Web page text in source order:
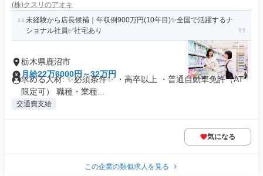
(株)クスリのアオキ
未経験から店長候補｜年収例900万円(10年目)✨全国で活躍するナ
ショナル社員✅社宅あり
栃木県鹿沼市
月給22万6000円～32万円
求める人材: ✨必須条件✨ ・高卒以上 ・普通自動車免許（AT
限定可） 職種・業種...
交通費支給
気になる
この企業の類似求人を見る